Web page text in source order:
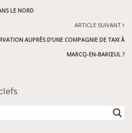
LE NORD
ARTICLE SUIVANT
AUPRÈS D’UNE COMPAGNIE DE TAXI À
MARCQ-EN-BARŒUL ?